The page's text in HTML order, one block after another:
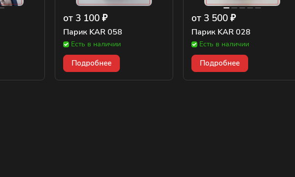
от 3 100 ₽
Парик KAR 058
Есть в наличии
Подробнее
от 3 500 ₽
Парик KAR 028
Есть в наличии
Подробнее